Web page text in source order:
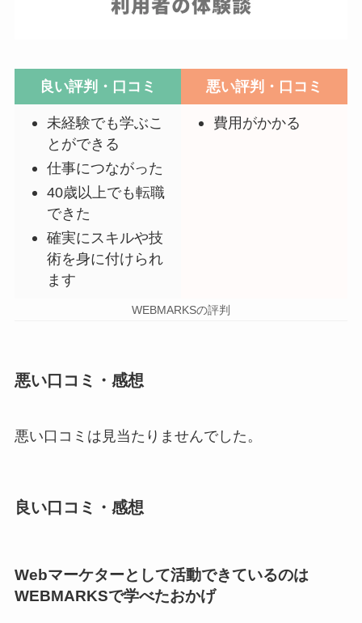
良い評判・口コミ 悪い評判・口コミ
未経験でも学ぶこ
とができる
仕事につながった
40歳以上でも転職
できた
確実にスキルや技
術を身に付けられ
ます
費用がかかる
WEBMARKSの評判
悪い口コミ・感想
悪い口コミは見当たりませんでした。
良い口コミ・感想
Webマーケターとして活動できているのは
WEBMARKSで学べたおかげ